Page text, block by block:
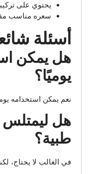
يحتوي على
سعره مناسب
أسئلة
هل يمكن
يوميًا؟
نعم يمكن استخدامه
هل ليمتلس
طبية؟
في الغالب لا